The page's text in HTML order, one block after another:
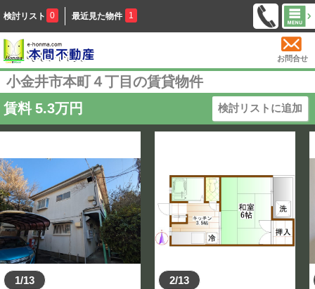
検討リスト 0 最近見た物件 1
お問合せ
小金井市本町４丁目の賃貸物件
賃料 5.3万円 検討リストに追加
1/13 2/13